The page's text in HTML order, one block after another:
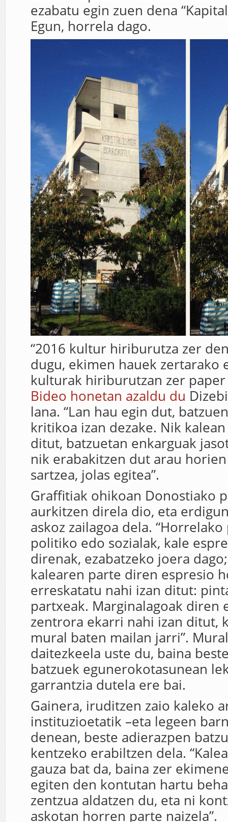
ezabatu egin zuen dena
Egun, horrela dago.
“2016 kultur hiriburutza zer
dugu, ekimen hauek zertarako
kulturak hiriburutzan zer
Bideo honetan azaldu du
lana. “Lan hau egin dut,
kritikoa izan dezake. Nik
ditut, batzuetan enkarguak
nik erabakitzen dut arau
sartzea, jolas egitea”.
Graffitiak ohikoan Donostiako
aurkitzen direla dio, eta
askoz zailagoa dela.
politiko edo sozialak, kale
direnak, ezabatzeko joera
kalearen parte diren espresio
erreskatatu nahi izan ditut:
partxeak. Marginalagoak diren
zentrora ekarri nahi izan ditut,
mural baten mailan jarri”.
daitezkeela uste du, baina
batzuek egunerokotasunean
garrantzia dutela ere bai.
Gainera, iruditzen zaio kaleko
instituzioetatik –eta legeen
denean, beste adierazpen
kentzeko erabiltzen dela.
gauza bat da, baina zer
egiten den kontutan hartu
zentzua aldatzen du, eta ni
askotan horren parte naizela”.